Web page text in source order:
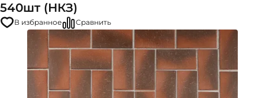
540шт (НКЗ)
В избранное Сравнить